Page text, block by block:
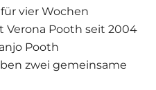
vier Wochen
Verona Pooth seit 2004
Pooth
zwei gemeinsame